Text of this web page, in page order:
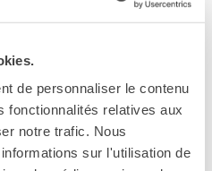
de personnaliser le contenu
fonctionnalités relatives aux
notre trafic. Nous
sur l'utilisation de
- La